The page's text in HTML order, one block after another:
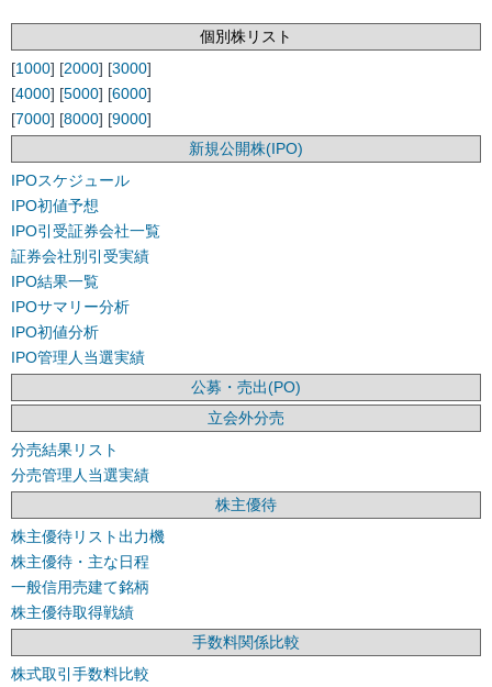
個別株リスト
[1000] [2000] [3000]
[4000] [5000] [6000]
[7000] [8000] [9000]
新規公開株(IPO)
IPOスケジュール
IPO初値予想
IPO引受証券会社一覧
証券会社別引受実績
IPO結果一覧
IPOサマリー分析
IPO初値分析
IPO管理人当選実績
公募・売出(PO)
立会外分売
分売結果リスト
分売管理人当選実績
株主優待
株主優待リスト出力機
株主優待・主な日程
一般信用売建て銘柄
株主優待取得戦績
手数料関係比較
株式取引手数料比較